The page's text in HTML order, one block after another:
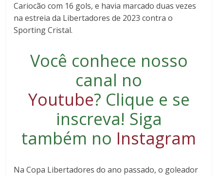
Cariocão com 16 gols, e havia marcado duas vezes
na estreia da Libertadores de 2023 contra o
Sporting Cristal.
Você conhece nosso
canal no
Youtube? Clique e se
inscreva! Siga
também no Instagram
Na Copa Libertadores do ano passado, o goleador